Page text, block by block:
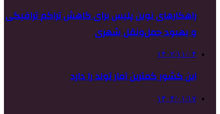
راهکارهای نوین پلیس برای کاهش تراکم ترافیکی
و بهبود حمل‌ونقل شهری
۱۴۰۲/۱۱/۰۴
این کشور کمترین آمار تولد را دارد
۱۴۰۴/۰۱/۱۷